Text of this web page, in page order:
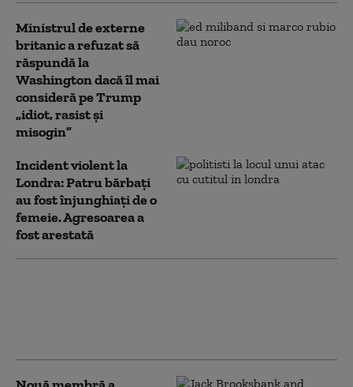
Ministrul de externe
britanic a refuzat să
răspundă la
Washington dacă îl mai
consideră pe Trump
„idiot, rasist şi
misogin”
Incident violent la
Londra: Patru bărbaţi
au fost înjunghiaţi de o
femeie. Agresoarea a
fost arestată